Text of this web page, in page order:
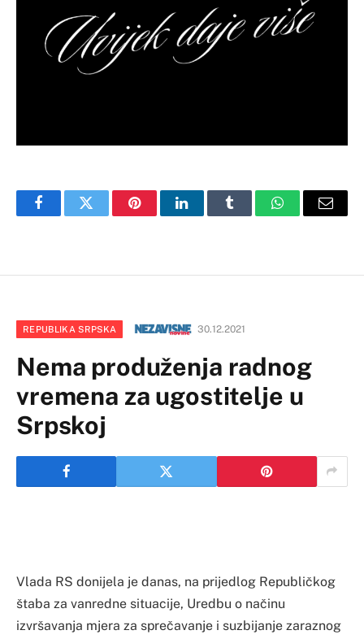
FacebookTwitter PinterestLinkedInTumblr WhatsAppEmail
REPUBLIKA SRPSKA 30.12.2021
Nema produženja radnog
vremena za ugostitelje u
Srpskoj
Vlada RS donijela je danas, na prijedlog Republičkog
štaba za vanredne situacije, Uredbu o načinu
izvršavanja mjera za sprečavanje i suzbijanje zaraznog